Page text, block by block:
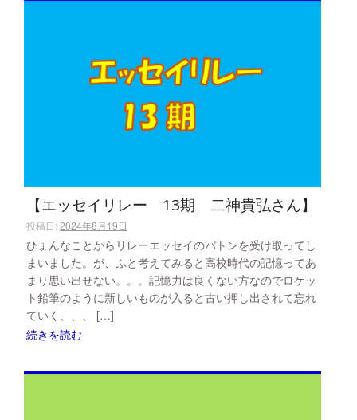
【エッセイリレー 13期 二神貴弘さん】
投稿日:2024年8月19日
ひょんなことからリレーエッセイのバトンを受け取ってし
まいました。が、ふと考えてみると高校時代の記憶ってあ
まり思い出せない。。。記憶力は良くない方なのでロケッ
ト鉛筆のように新しいものが入ると古い押し出されて忘れ
ていく、、、 […]
続きを読む